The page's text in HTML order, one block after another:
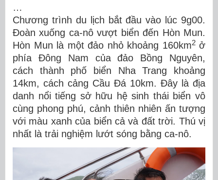
…
Chương trình du lịch bắt đầu vào lúc 9g00.
Đoàn xuống ca-nô vượt biển đến Hòn Mun.
Hòn Mun là một đảo nhỏ khoảng 160km2ở
phía Đông Nam của đảo Bồng Nguyên,
cách thành phố biển Nha Trang khoảng
14km, cách cảng Cầu Đá 10km. Đây là địa
danh nổi tiếng sở hữu hệ sinh thái biển vô
cùng phong phú, cảnh thiên nhiên ấn tượng
với màu xanh của biển cả và đất trời. Thú vị
nhất là trải nghiệm lướt sóng bằng ca-nô.